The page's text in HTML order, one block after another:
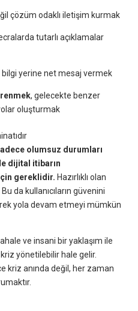
çözüm odaklı iletişim kurmak
tutarlı açıklamalar
bilgi yerine net mesaj vermek
, gelecekte benzer
oluşturmak
olumsuz durumları
dijital itibarın
gereklidir. Hazırlıklı olan
da kullanıcıların güvenini
yola devam etmeyi mümkün
ve insani bir yaklaşım ile
yönetilebilir hale gelir.
kriz anında değil, her zaman